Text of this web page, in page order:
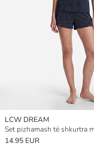
LCW DREAM
14.95 EUR